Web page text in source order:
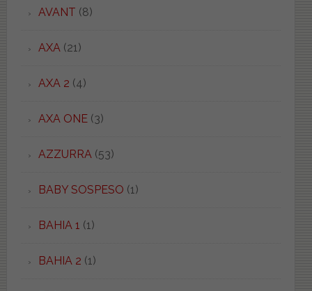
AVANT (8)
AXA (21)
AXA 2 (4)
AXA ONE(3)
AZZURRA (53)
BABY SOSPESO (1)
BAHIA 1 (1)
BAHIA 2 (1)